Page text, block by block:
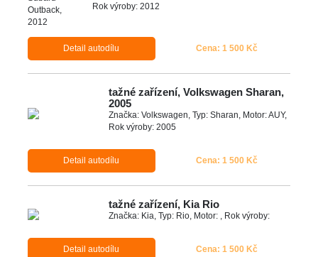
Rok výroby: 2012
Detail autodílu Cena: 1 500 Kč
tažné zařízení, Volkswagen Sharan,
2005
Značka: Volkswagen, Typ: Sharan, Motor: AUY,
Rok výroby: 2005
Detail autodílu Cena: 1 500 Kč
tažné zařízení, Kia Rio
Značka: Kia, Typ: Rio, Motor: , Rok výroby:
Detail autodílu Cena: 1 500 Kč